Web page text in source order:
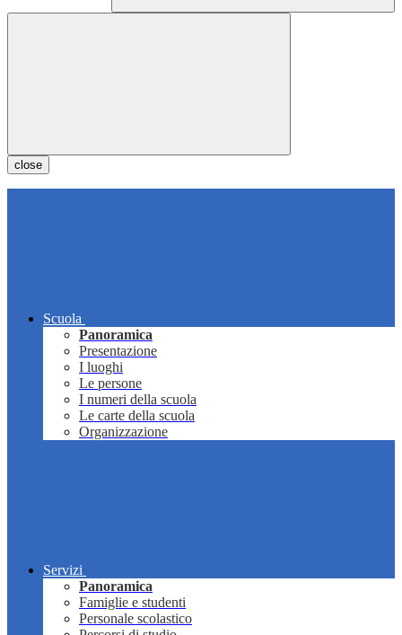
close
Scuola
Panoramica
Presentazione
I luoghi
Le persone
I numeri della scuola
Le carte della scuola
Organizzazione
Servizi
Panoramica
Famiglie e studenti
Personale scolastico